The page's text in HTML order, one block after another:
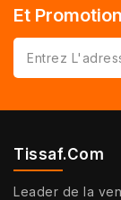
Et
Tissaf.com
Leader de la